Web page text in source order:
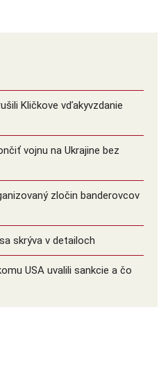
Kličkove vďakyvzdanie
vojnu na Ukrajine bez
zločin banderovcov
skrýva v detailoch
USA uvalili sankcie a čo